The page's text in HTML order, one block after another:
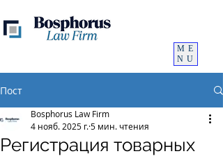
ME
NU
Пост
Регистрация товарных
Bosphorus Law Firm
4 нояб. 2025 г.5 мин. чтения